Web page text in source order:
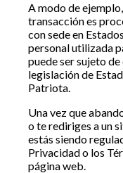
A modo de
transacción es
con sede en
personal utilizada
puede ser sujeto
legislación de
Patriota.
Una vez que
o te rediriges a un
estás siendo
Privacidad o los
página web.